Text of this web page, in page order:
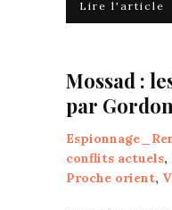
Lire l'article
Mossad :
par
conflits actuels,
Proche orient,